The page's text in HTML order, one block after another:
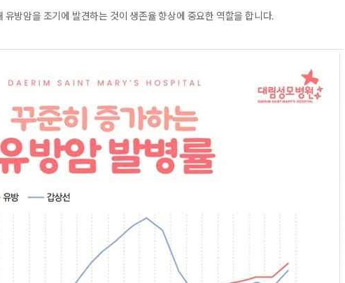
유방암을 조기에 발견하는 것이 생존율 향상에 중요한 역할을 합니다.